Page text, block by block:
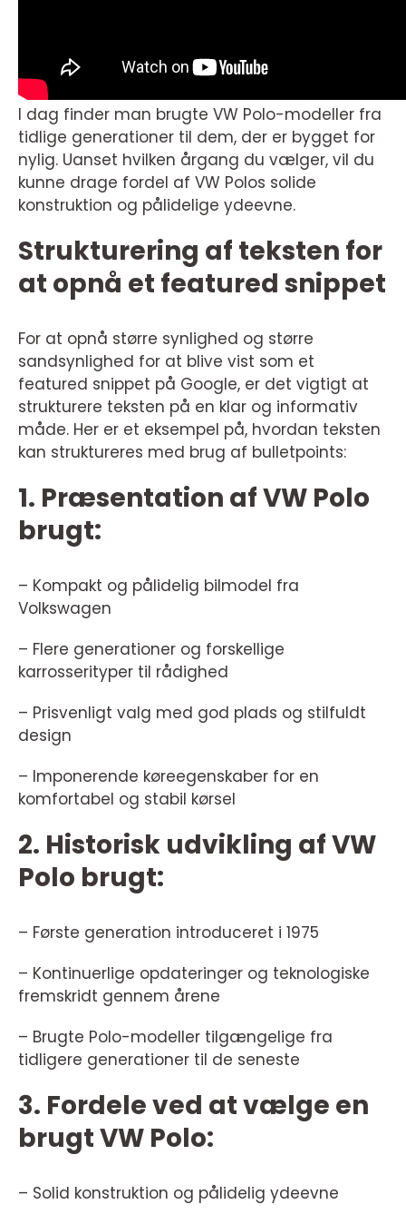
I dag finder man brugte VW Polo-modeller fra
tidlige generationer til dem, der er bygget for
nylig. Uanset hvilken årgang du vælger, vil du
kunne drage fordel af VW Polos solide
konstruktion og pålidelige ydeevne.
Strukturering af teksten for
at opnå et featured snippet
For at opnå større synlighed og større
sandsynlighed for at blive vist som et
featured snippet på Google, er det vigtigt at
strukturere teksten på en klar og informativ
måde. Her er et eksempel på, hvordan teksten
kan struktureres med brug af bulletpoints:
1. Præsentation af VW Polo
brugt:
– Kompakt og pålidelig bilmodel fra
Volkswagen
– Flere generationer og forskellige
karrosserityper til rådighed
– Prisvenligt valg med god plads og stilfuldt
design
– Imponerende køreegenskaber for en
komfortabel og stabil kørsel
2. Historisk udvikling af VW
Polo brugt:
– Første generation introduceret i 1975
– Kontinuerlige opdateringer og teknologiske
fremskridt gennem årene
– Brugte Polo-modeller tilgængelige fra
tidligere generationer til de seneste
3. Fordele ved at vælge en
brugt VW Polo:
– Solid konstruktion og pålidelig ydeevne